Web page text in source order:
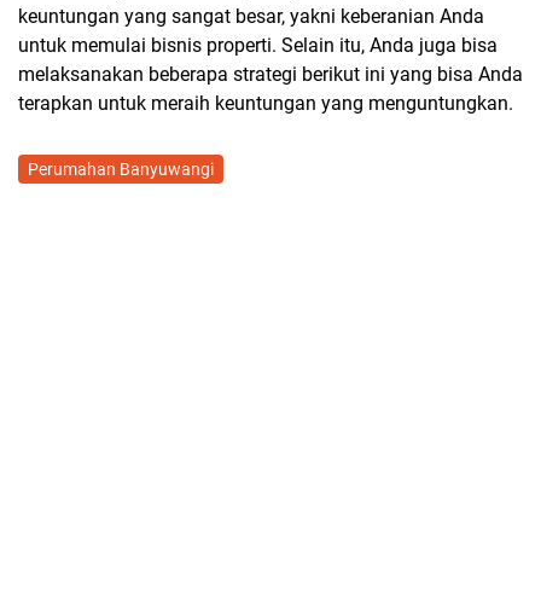
keuntungan yang sangat besar, yakni keberanian Anda
untuk memulai bisnis properti. Selain itu, Anda juga bisa
melaksanakan beberapa strategi berikut ini yang bisa Anda
terapkan untuk meraih keuntungan yang menguntungkan.
Perumahan Banyuwangi